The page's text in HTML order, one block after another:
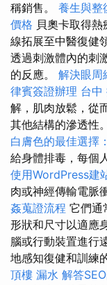
稱銷售。 養生與整
價格 貝奧卡取得
線拓展至中醫復健
透過刺激體內的刺
的反應。 解決眼周
律賓簽證辦理 台中
解，肌肉放鬆，從
其他結構的滲透性
白膚色的最佳選擇
給身體排毒，每個
使用WordPress建
肉或神經傳輸電脈
姦蒐證流程 它們通
形狀和尺寸以適應
腦或行動裝置進行
地感知復健和訓練
頂樓 漏水 解答